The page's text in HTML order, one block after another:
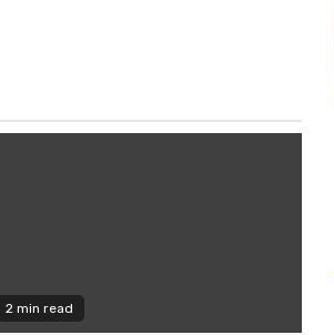
2 min read